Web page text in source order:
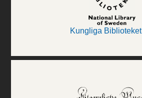
Kungliga Biblioteket